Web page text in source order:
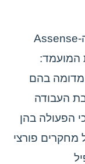
במקום הזה בדיוק משתלבת מערכת ה-Assense
המועמד:
בהם
העבודה
הפעולה בהן
פורצי